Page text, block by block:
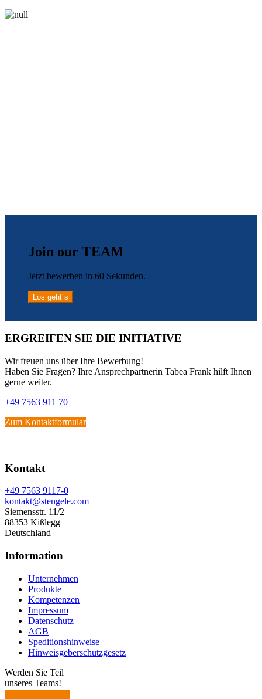
Join our TEAM
Jetzt bewerben in 60 Sekunden.
Los geht´s
ERGREIFEN SIE DIE INITIATIVE
Wir freuen uns über Ihre Bewerbung!
Haben Sie Fragen? Ihre Ansprechpartnerin Tabea Frank hilft Ihnen
gerne weiter.
+49 7563 911 70
Zum Kontaktformular
Kontakt
+49 7563 9117-0
kontakt@stengele.com
Siemensstr. 11/2
88353 Kißlegg
Deutschland
Information
Unternehmen
Produkte
Kompetenzen
Impressum
Datenschutz
AGB
Speditionshinweise
Hinweisgeberschutzgesetz
Werden Sie Teil
unseres Teams!